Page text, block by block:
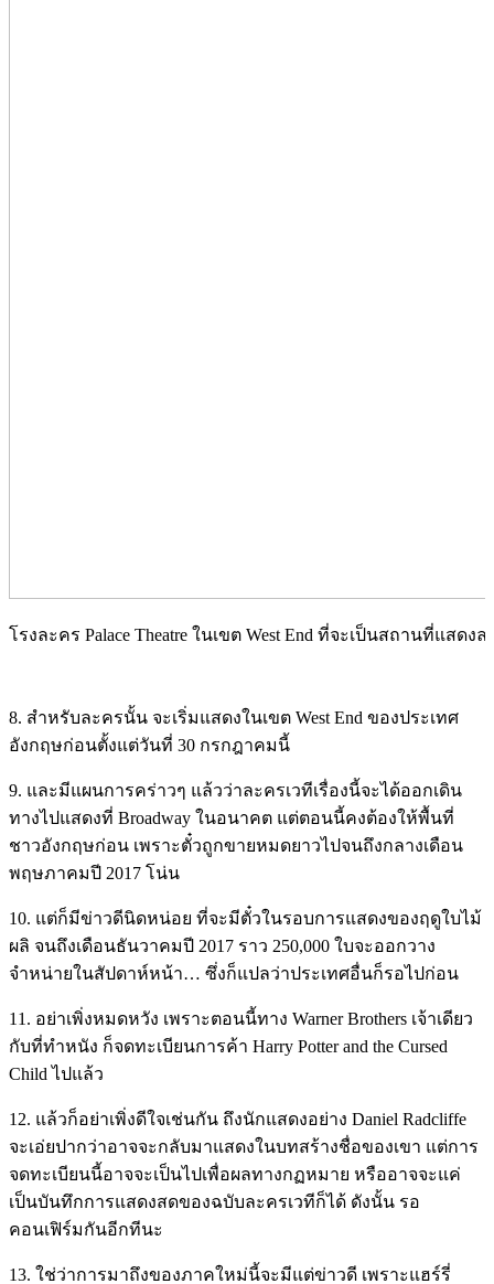
โรงละคร Palace Theatre ในเขต West End ที่จะเป็นสถานที่แสดงล
8. สำหรับละครนั้น จะเริ่มแสดงในเขต West End ของประเทศ
อังกฤษก่อนตั้งแต่วันที่ 30 กรกฎาคมนี้
9. และมีแผนการคร่าวๆ แล้วว่าละครเวทีเรื่องนี้จะได้ออกเดิน
ทางไปแสดงที่ Broadway ในอนาคต แต่ตอนนี้คงต้องให้พื้นที่
ชาวอังกฤษก่อน เพราะตั๋วถูกขายหมดยาวไปจนถึงกลางเดือน
พฤษภาคมปี 2017 โน่น
10. แต่ก็มีข่าวดีนิดหน่อย ที่จะมีตั๋วในรอบการแสดงของฤดูใบไม้
ผลิ จนถึงเดือนธันวาคมปี 2017 ราว 250,000 ใบจะออกวาง
จำหน่ายในสัปดาห์หน้า… ซึ่งก็แปลว่าประเทศอื่นก็รอไปก่อน
11. อย่าเพิ่งหมดหวัง เพราะตอนนี้ทาง Warner Brothers เจ้าเดียว
กับที่ทำหนัง ก็จดทะเบียนการค้า Harry Potter and the Cursed
Child ไปแล้ว
12. แล้วก็อย่าเพิ่งดีใจเช่นกัน ถึงนักแสดงอย่าง Daniel Radcliffe
จะเอ่ยปากว่าอาจจะกลับมาแสดงในบทสร้างชื่อของเขา แต่การ
จดทะเบียนนี้อาจจะเป็นไปเพื่อผลทางกฏหมาย หรืออาจจะแค่
เป็นบันทึกการแสดงสดของฉบับละครเวทีก็ได้ ดังนั้น รอ
คอนเฟิร์มกันอีกทีนะ
13. ใช่ว่าการมาถึงของภาคใหม่นี้จะมีแต่ข่าวดี เพราะแฮร์รี่